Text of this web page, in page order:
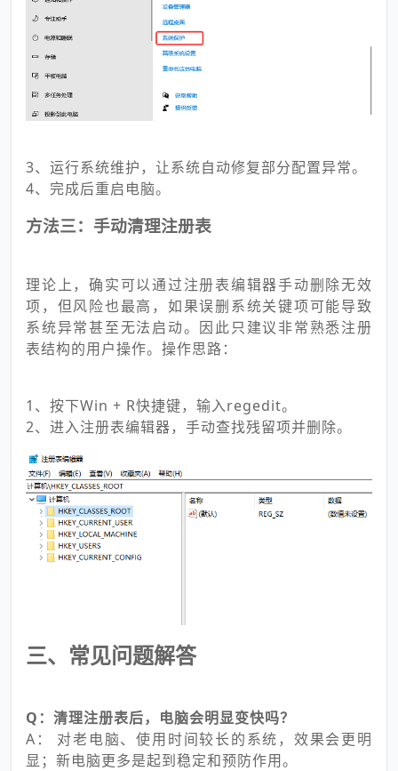
3、运行系统维护，让系统自动修复部分配置异常。
4、完成后重启电脑。
方法三：手动清理注册表
理论上，确实可以通过注册表编辑器手动删除无效
项，但风险也最高，如果误删系统关键项可能导致
系统异常甚至无法启动。因此只建议非常熟悉注册
表结构的用户操作。操作思路：
1、按下Win + R快捷键，输入regedit。
2、进入注册表编辑器，手动查找残留项并删除。
三、常见问题解答
Q：清理注册表后，电脑会明显变快吗？
A： 对老电脑、使用时间较长的系统，效果会更明
显；新电脑更多是起到稳定和预防作用。